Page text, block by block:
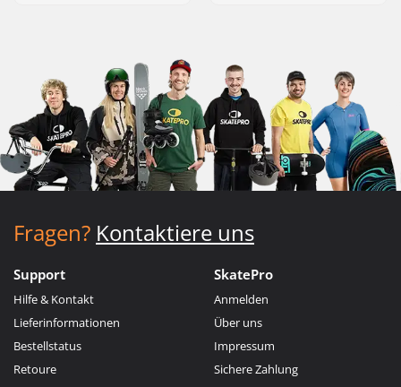
Fragen? Kontaktiere uns
Support
Hilfe & Kontakt
Lieferinformationen
Bestellstatus
Retoure
SkatePro
Anmelden
Über uns
Impressum
Sichere Zahlung